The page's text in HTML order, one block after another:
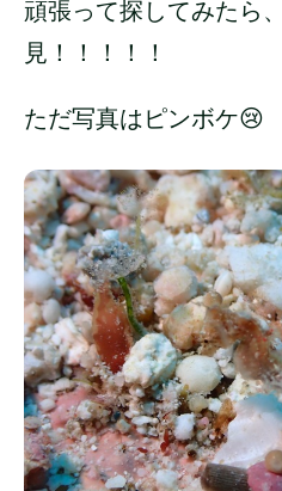
頑張って探してみたら
見！！！！！
ただ写真はピンボケ😢